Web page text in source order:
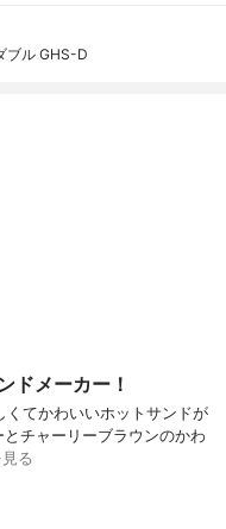
ブル GHS-D
ドメーカー！
てかわいいホットサンドが
チャーリーブラウンのかわ
る